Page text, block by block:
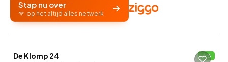
Stap nu over
op het altijd alles netwerk
De Klomp 24 B